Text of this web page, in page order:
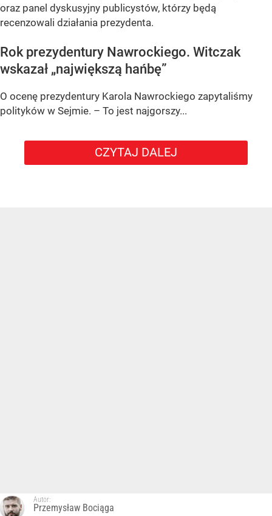
oraz panel dyskusyjny publicystów, którzy będą
recenzowali działania prezydenta.
Rok prezydentury Nawrockiego. Witczak
wskazał „największą hańbę”
O ocenę prezydentury Karola Nawrockiego zapytaliśmy
polityków w Sejmie. – To jest najgorszy...
CZYTAJ DALEJ
Autor:
Przemysław Bociąga